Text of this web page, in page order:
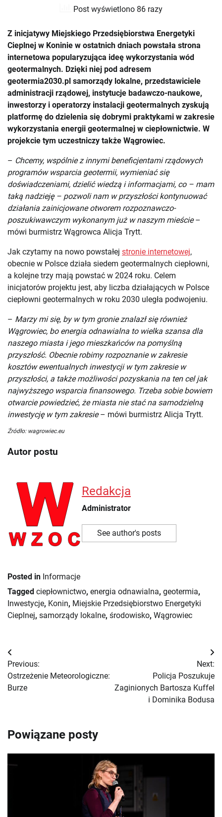
Post wyświetlono 86 razy
Z inicjatywy Miejskiego Przedsiębiorstwa Energetyki
Cieplnej w Koninie w ostatnich dniach powstała strona
internetowa popularyzująca ideę wykorzystania wód
geotermalnych. Dzięki niej pod adresem
geotermia2030.pl samorządy lokalne, przedstawiciele
administracji rządowej, instytucje badawczo-naukowe,
inwestorzy i operatorzy instalacji geotermalnych zyskują
platformę do dzielenia się dobrymi praktykami w zakresie
wykorzystania energii geotermalnej w ciepłownictwie. W
projekcie tym uczestniczy także Wągrowiec.
– Chcemy, wspólnie z innymi beneficjentami rządowych
programów wsparcia geotermii, wymieniać się
doświadczeniami, dzielić wiedzą i informacjami, co – mam
taką nadzieję – pozwoli nam w przyszłości kontynuować
działania zainicjowane otworem rozpoznawczo-
poszukiwawczym wykonanym już w naszym mieście–
mówi burmistrz Wągrowca Alicja Trytt.
Jak czytamy na nowo powstałej stronie internetowej,
obecnie w Polsce działa siedem geotermalnych ciepłowni,
a kolejne trzy mają powstać w 2024 roku. Celem
inicjatorów projektu jest, aby liczba działających w Polsce
ciepłowni geotermalnych w roku 2030 uległa podwojeniu.
– Marzy mi się, by w tym gronie znalazł się również
Wągrowiec, bo energia odnawialna to wielka szansa dla
naszego miasta i jego mieszkańców na pomyślną
przyszłość. Obecnie robimy rozpoznanie w zakresie
kosztów ewentualnych inwestycji w tym zakresie w
przyszłości, a także możliwości pozyskania na ten cel jak
najwyższego wsparcia finansowego. Trzeba sobie bowiem
otwarcie powiedzieć, że miasta nie stać na samodzielną
inwestycję w tym zakresie– mówi burmistrz Alicja Trytt.
Źródło: wagrowiec.eu
Autor postu
Redakcja
Administrator
See author's posts
Posted in Informacje
Tagged ciepłownictwo, energia odnawialna, geotermia,
Inwestycje, Konin, Miejskie Przedsiębiorstwo Energetyki
Cieplnej, samorządy lokalne, środowisko, Wągrowiec
Nawigacja
wpisu
Previous:
Ostrzeżenie Meteorologiczne:
Burze
Next:
Policja Poszukuje
Zaginionych Bartosza Kuffel
i Dominika Bodusa
Powiązane posty